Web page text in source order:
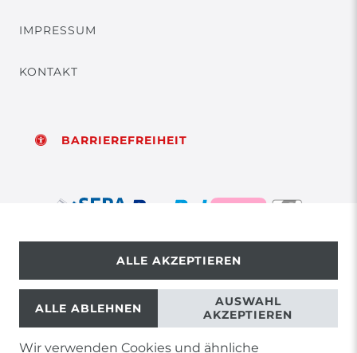
IMPRESSUM
KONTAKT
BARRIEREFREIHEIT
© Copyright 2026 | Alle Rechte vorbehalten.
Wir verwenden Cookies und ähnliche
ALLE AKZEPTIEREN
ALLE ABLEHNEN
AUSWAHL
AKZEPTIEREN